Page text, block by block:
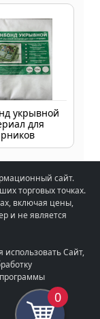
укрывной
для
сайт.
торговых точках.
включая цены,
и не является
Сайт,
0